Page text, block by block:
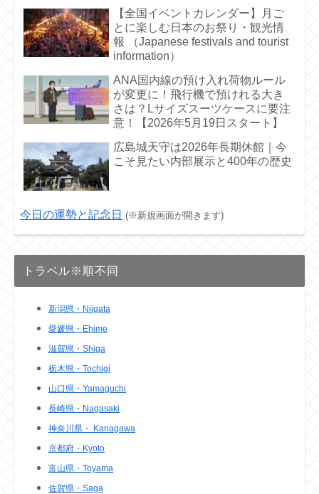
【全国イベントカレンダー】月ご
とに楽しむ日本のお祭り・観光情
報 （Japanese festivals and tourist
information）
ANA国内線の預け入れ荷物ルール
が変更に！飛行機で預けれる大き
さは？Lサイズスーツケースに要注
意！【2026年5月19日スタート】
広島城天守は2026年長期休館｜今
こそ見たい内部展示と400年の歴史
今日の運勢と記念日 (※新規画面が開きます)
トラベル※順不同
新潟県・Niigata
愛媛県・Ehime
滋賀県・Shiga
栃木県・Tochigi
山口県・Yamaguchi
長崎県・Nagasaki
神奈川県・ Kanagawa
京都府・Kyoto
富山県・Toyama
佐賀県・Saga